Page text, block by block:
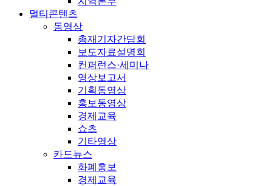
멀티콘텐츠
동영상
총재기자간담회
보도자료설명회
컨퍼런스·세미나
영상보고서
기획동영상
홍보동영상
경제교육
쇼츠
기타영상
카드뉴스
화폐홍보
경제교육